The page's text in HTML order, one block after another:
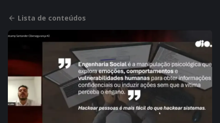
Lista de conteúdos